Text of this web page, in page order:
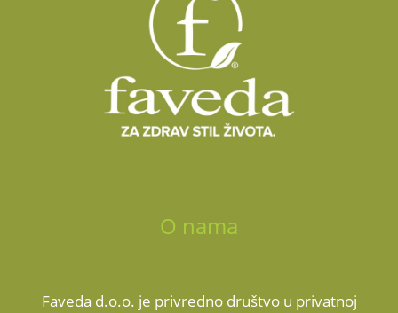
O nama
Faveda d.o.o. je privredno društvo u privatnoj